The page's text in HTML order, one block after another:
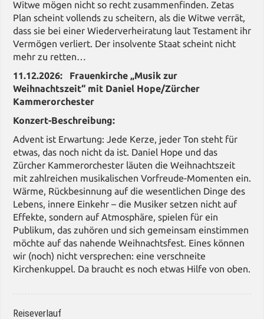
Witwe mögen nicht so recht zusammenfinden. Zetas
Plan scheint vollends zu scheitern, als die Witwe verrät,
dass sie bei einer Wiederverheiratung laut Testament ihr
Vermögen verliert. Der insolvente Staat scheint nicht
mehr zu retten…
11.12.2026: Frauenkirche „Musik zur
Weihnachtszeit“ mit Daniel Hope/Zürcher
Kammerorchester
Konzert-Beschreibung:
Advent ist Erwartung: Jede Kerze, jeder Ton steht für
etwas, das noch nicht da ist. Daniel Hope und das
Zürcher Kammerorchester läuten die Weihnachtszeit
mit zahlreichen musikalischen Vorfreude-Momenten ein.
Wärme, Rückbesinnung auf die wesentlichen Dinge des
Lebens, innere Einkehr – die Musiker setzen nicht auf
Effekte, sondern auf Atmosphäre, spielen für ein
Publikum, das zuhören und sich gemeinsam einstimmen
möchte auf das nahende Weihnachtsfest. Eines können
wir (noch) nicht versprechen: eine verschneite
Kirchenkuppel. Da braucht es noch etwas Hilfe von oben.
Reiseverlauf